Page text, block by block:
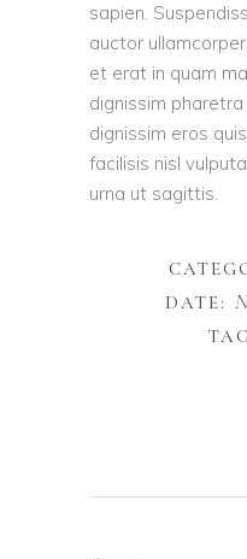
sapien.
auctor
et erat in quam
dignissim
dignissim eros
facilisis nisl
urna ut sagittis.
DATE: